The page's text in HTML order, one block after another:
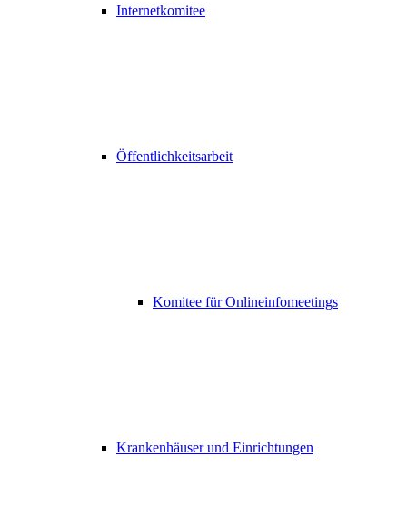
Internetkomitee
Öffentlichkeitsarbeit
Komitee für Onlineinfomeetings
Krankenhäuser und Einrichtungen